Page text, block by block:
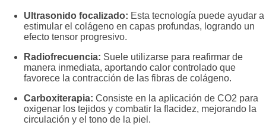
Ultrasonido focalizado: Esta tecnología puede ayudar a
estimular el colágeno en capas profundas, logrando un
efecto tensor progresivo.
Radiofrecuencia: Suele utilizarse para reafirmar de
manera inmediata, aportando calor controlado que
favorece la contracción de las fibras de colágeno.
Carboxiterapia: Consiste en la aplicación de CO2 para
oxigenar los tejidos y combatir la flacidez, mejorando la
circulación y el tono de la piel.